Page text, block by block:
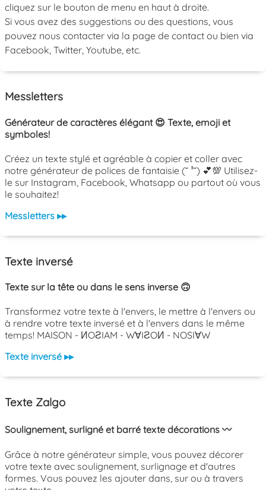
cliquez sur le bouton de menu en haut à droite.
Si vous avez des suggestions ou des questions, vous
pouvez nous contacter via la page de contact ou bien via
Facebook, Twitter, Youtube, etc.
Messletters
Générateur de caractères élégant 😍 Texte, emoji et
symboles!
Créez un texte stylé et agréable à copier et coller avec
notre générateur de polices de fantaisie (˘ ³˘) 💕💯 Utilisez-
le sur Instagram, Facebook, Whatsapp ou partout où vous
le souhaitez!
Messletters ▸▸
Texte inversé
Texte sur la tête ou dans le sens inverse 🙃
Transformez votre texte à l'envers, le mettre à l'envers ou
à rendre votre texte inversé et à l'envers dans le même
temps! MAISON - ИOƧIAM - W∀IƧOИ - NOSI∀W
Texte inversé ▸▸
Texte Zalgo
Soulignement, surligné et barré texte décorations 〰️
Grâce à notre générateur simple, vous pouvez décorer
votre texte avec soulignement, surlignage et d'autres
formes. Vous pouvez les ajouter dans, sur ou à travers